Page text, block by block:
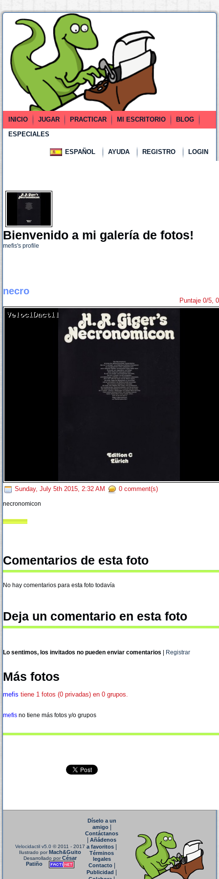
INICIO JUGAR PRACTICAR MI ESCRITORIO
BLOG
ESPECIALES
ESPAÑOL AYUDA REGISTRO LOGIN
Bienvenido a mi galería de fotos!
mefis's profile
necro
Puntaje 0/5,
Sunday, July 5th 2015, 2:32 AM 0 comment(s)
necronomicon
Comentarios de esta foto
No hay comentarios para esta foto todavía
Deja un comentario en esta foto
Lo sentimos, los invitados no pueden enviar comentarios Registrar
Más fotos
mefis tiene 1 fotos (0 privadas) en 0 grupos.
mefis no tiene más fotos y/o grupos
Velocidactil v5.0 © 2011 - 2017
Ilustrado porMach&Guito
Desarrollado porCésar
Patiño
Díselo a un
amigo|
Contáctanos
Añádenos
a favoritos
Términos
legales
Contacto|
Publicidad